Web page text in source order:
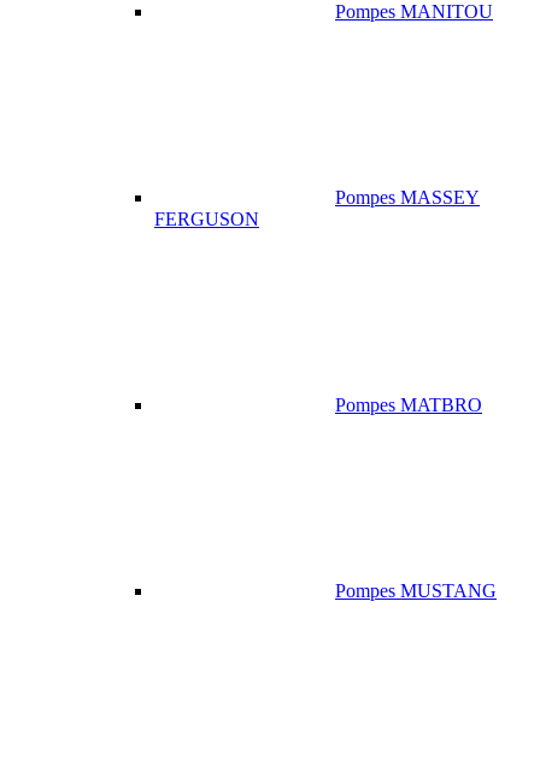
Pompes MANITOU
Pompes MASSEY
FERGUSON
Pompes MATBRO
Pompes MUSTANG